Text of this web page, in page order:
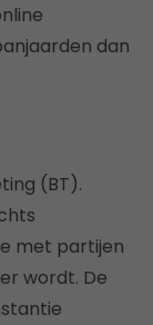
dan
(BT).
met partijen
wordt. De